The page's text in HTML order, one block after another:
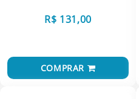
R$ 131,00
COMPRAR